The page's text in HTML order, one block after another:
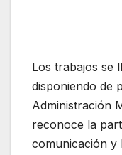
Los trabajos se
disponiendo de
Administración
reconoce la
comunicación y